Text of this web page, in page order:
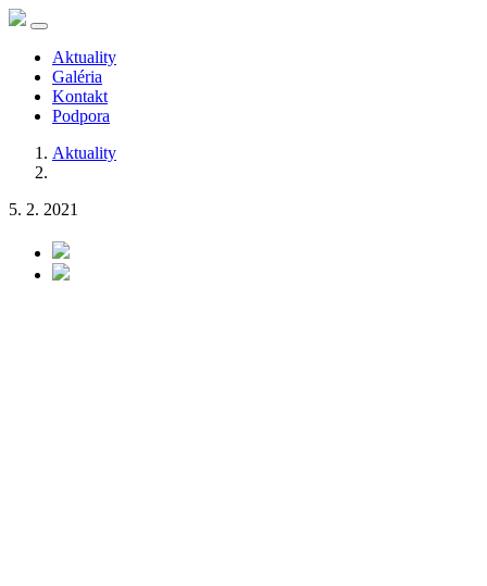
Aktuality
Galéria
Kontakt
Podpora
Aktuality
5. 2. 2021